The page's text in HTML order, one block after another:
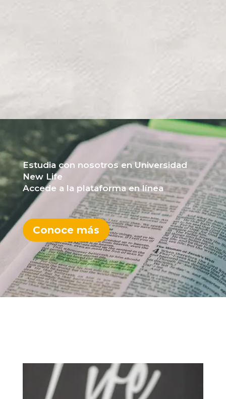
Estudia con nosotros en Universidad
New Life
Accede a la plataforma en línea
Conoce más